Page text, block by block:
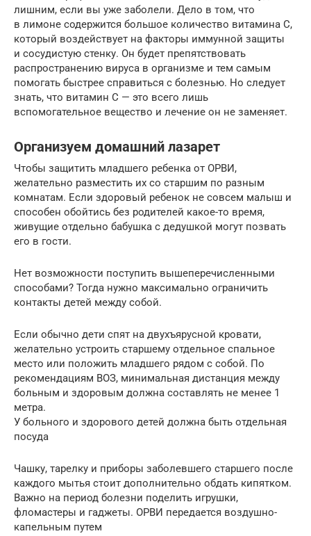
лишним, если вы уже заболели. Дело в том, что
в лимоне содержится большое количество витамина С,
который воздействует на факторы иммунной защиты
и сосудистую стенку. Он будет препятствовать
распространению вируса в организме и тем самым
помогать быстрее справиться с болезнью. Но следует
знать, что витамин С — это всего лишь
вспомогательное вещество и лечение он не заменяет.
Организуем домашний лазарет
Чтобы защитить младшего ребенка от ОРВИ,
желательно разместить их со старшим по разным
комнатам. Если здоровый ребенок не совсем малыш и
способен обойтись без родителей какое-то время,
живущие отдельно бабушка с дедушкой могут позвать
его в гости.
Нет возможности поступить вышеперечисленными
способами? Тогда нужно максимально ограничить
контакты детей между собой.
Если обычно дети спят на двухъярусной кровати,
желательно устроить старшему отдельное спальное
место или положить младшего рядом с собой. По
рекомендациям ВОЗ, минимальная дистанция между
больным и здоровым должна составлять не менее 1
метра.
У больного и здорового детей должна быть отдельная
посуда
Чашку, тарелку и приборы заболевшего старшего после
каждого мытья стоит дополнительно обдать кипятком.
Важно на период болезни поделить игрушки,
фломастеры и гаджеты. ОРВИ передается воздушно-
капельным путем